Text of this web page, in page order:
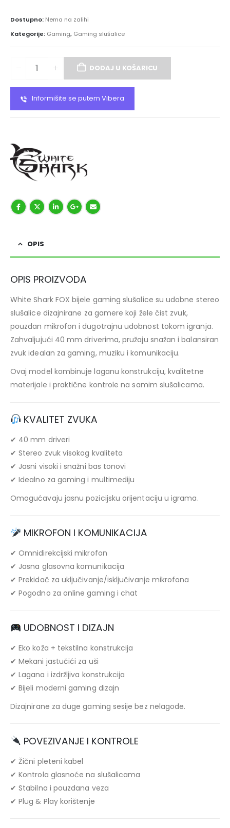
Dostupno: Nema na zalihi
Kategorije: Gaming, Gaming slušalice
DODAJ U KOŠARICU
Informišite se putem Vibera
OPIS
OPIS PROIZVODA
White Shark FOX bijele gaming slušalice su udobne stereo
slušalice dizajnirane za gamere koji žele čist zvuk,
pouzdan mikrofon i dugotrajnu udobnost tokom igranja.
Zahvaljujući 40 mm driverima, pružaju snažan i balansiran
zvuk idealan za gaming, muziku i komunikaciju.
Ovaj model kombinuje laganu konstrukciju, kvalitetne
materijale i praktične kontrole na samim slušalicama.
KVALITET ZVUKA
✔ 40 mm driveri
✔ Stereo zvuk visokog kvaliteta
✔ Jasni visoki i snažni bas tonovi
✔ Idealno za gaming i multimediju
Omogućavaju jasnu pozicijsku orijentaciju u igrama.
MIKROFON I KOMUNIKACIJA
✔ Omnidirekcijski mikrofon
✔ Jasna glasovna komunikacija
✔ Prekidač za uključivanje/isključivanje mikrofona
✔ Pogodno za online gaming i chat
UDOBNOST I DIZAJN
✔ Eko koža + tekstilna konstrukcija
✔ Mekani jastučići za uši
✔ Lagana i izdržljiva konstrukcija
✔ Bijeli moderni gaming dizajn
Dizajnirane za duge gaming sesije bez nelagode.
POVEZIVANJE I KONTROLE
✔ Žični pleteni kabel
✔ Kontrola glasnoće na slušalicama
✔ Stabilna i pouzdana veza
✔ Plug & Play korištenje